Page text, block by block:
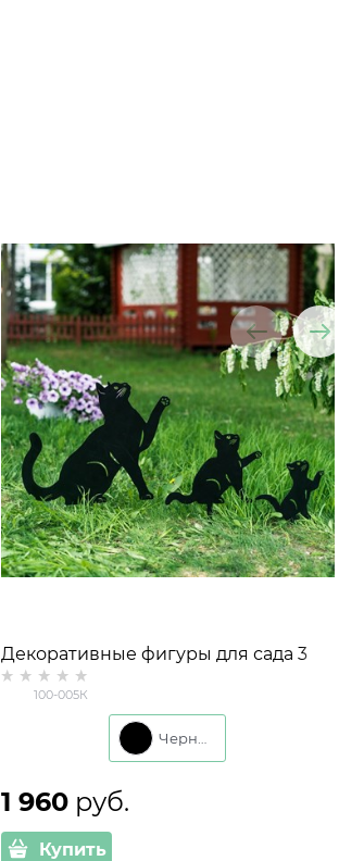
Декоративные фигуры для сада 3
шт Кошки металл
100-005К
1 960 руб.
Купить